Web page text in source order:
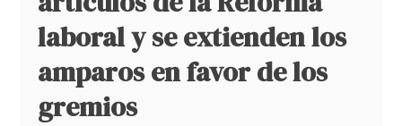
laboral y se extienden los
amparos en favor de los
gremios